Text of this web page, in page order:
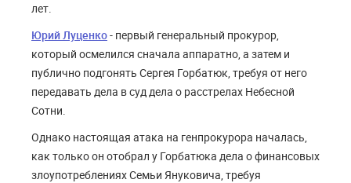
лет.
Юрий Луценко- первый генеральный прокурор,
который осмелился сначала аппаратно, а затем и
публично подгонять Сергея Горбатюк, требуя от него
передавать дела в суд дела о расстрелах Небесной
Сотни.
Однако настоящая атака на генпрокурора началась,
как только он отобрал у Горбатюка дела о финансовых
злоупотреблениях Семьи Януковича, требуя